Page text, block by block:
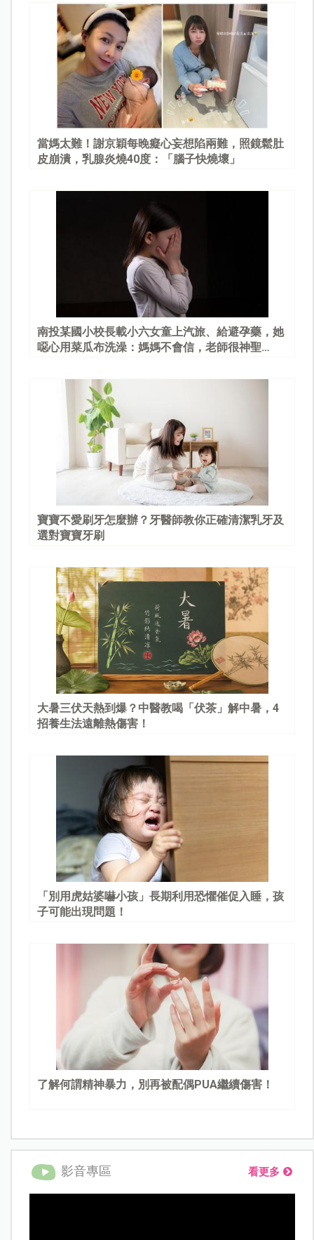
當媽太難！謝京穎每晚癡心妄想陷兩難，照鏡鬆肚
皮崩潰，乳腺炎燒40度：「腦子快燒壞」
南投某國小校長載小六女童上汽旅、給避孕藥，她
噁心用菜瓜布洗澡：媽媽不會信，老師很神聖…
寶寶不愛刷牙怎麼辦？牙醫師教你正確清潔乳牙及
選對寶寶牙刷
大暑三伏天熱到爆？中醫教喝「伏茶」解中暑，4
招養生法遠離熱傷害！
「別用虎姑婆嚇小孩」長期利用恐懼催促入睡，孩
子可能出現問題！
了解何謂精神暴力，別再被配偶PUA繼續傷害！
影音專區 看更多